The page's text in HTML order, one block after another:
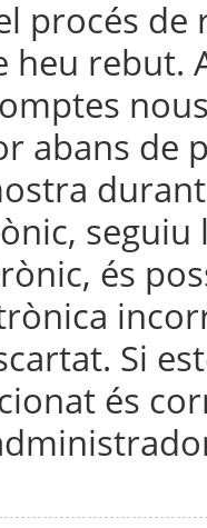
procés de
heu rebut.
abans de
és
Si
és